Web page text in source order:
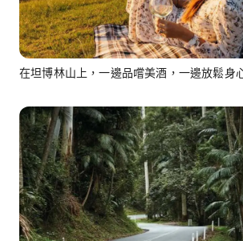
在坦博林山上，一邊品嚐美酒，一邊放鬆身